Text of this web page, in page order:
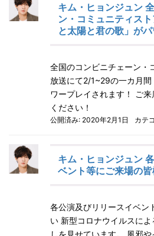
キム・ヒョンジュン
ン・コミュニティス
と太陽と君の歌」がパ
全国のコンビニチェーン・
放送にて2/1~29の一カ月
ワープレイされます！ ご
ください！
公開済み: 2020年2月1日 カテ
キム・ヒョンジュン
ベント等にご来場の
各公演及びリリースイベン
い 新型コロナウイルスに